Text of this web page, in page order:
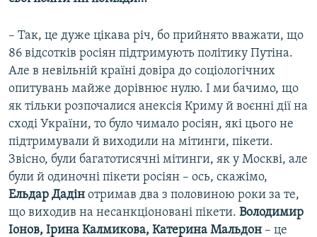
– Так, це дуже цікава річ, бо прийнято вважати, що
86 відсотків росіян підтримують політику Путіна.
Але в невільній країні довіра до соціологічних
опитувань майже дорівнює нулю. І ми бачимо, що
як тільки розпочалися анексія Криму й воєнні дії на
сході України, то було чимало росіян, які цього не
підтримували й виходили на мітинги, пікети.
Звісно, були багатотисячні мітинги, як у Москві, але
були й одиночні пікети росіян – ось, скажімо,
Ельдар Дадін отримав два з половиною роки за те,
що виходив на несанкціоновані пікети. Володимир
Іонов, Ірина Калмикова, Катерина Мальдон – це